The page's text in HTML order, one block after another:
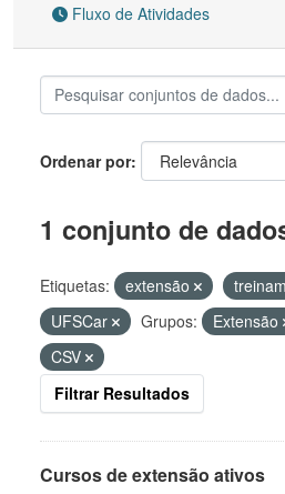
Fluxo de Atividades
Ordenar por
1 conjunto de
Etiquetas: extensão
UFSCar
Grupos: Extensão
CSV
Filtrar Resultados
Cursos de extensão ativos